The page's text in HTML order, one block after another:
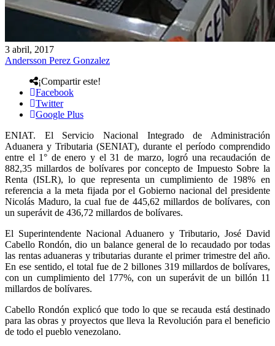
3 abril, 2017
Andersson Perez Gonzalez
¡Compartir este!
Facebook
Twitter
Google Plus
ENIAT. El Servicio Nacional Integrado de Administración
Aduanera y Tributaria (SENIAT), durante el período comprendido
entre el 1° de enero y el 31 de marzo, logró una recaudación de
882,35 millardos de bolívares por concepto de Impuesto Sobre la
Renta (ISLR), lo que representa un cumplimiento de 198% en
referencia a la meta fijada por el Gobierno nacional del presidente
Nicolás Maduro, la cual fue de 445,62 millardos de bolívares, con
un superávit de 436,72 millardos de bolívares.
El Superintendente Nacional Aduanero y Tributario, José David
Cabello Rondón, dio un balance general de lo recaudado por todas
las rentas aduaneras y tributarias durante el primer trimestre del año.
En ese sentido, el total fue de 2 billones 319 millardos de bolívares,
con un cumplimiento del 177%, con un superávit de un billón 11
millardos de bolívares.
Cabello Rondón explicó que todo lo que se recauda está destinado
para las obras y proyectos que lleva la Revolución para el beneficio
de todo el pueblo venezolano.